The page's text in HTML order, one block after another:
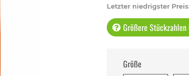
Letzter niedrigster Preis
Größere
Größe